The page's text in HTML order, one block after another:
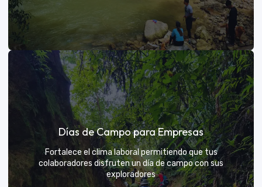
Días de sol
Un respiro campestre diseñado para el descanso y la
diversión de todos
VER MÁS
Días de Campo para Empresas
Fortalece el clima laboral permitiendo que tus
colaboradores disfruten un día de campo con sus
exploradores